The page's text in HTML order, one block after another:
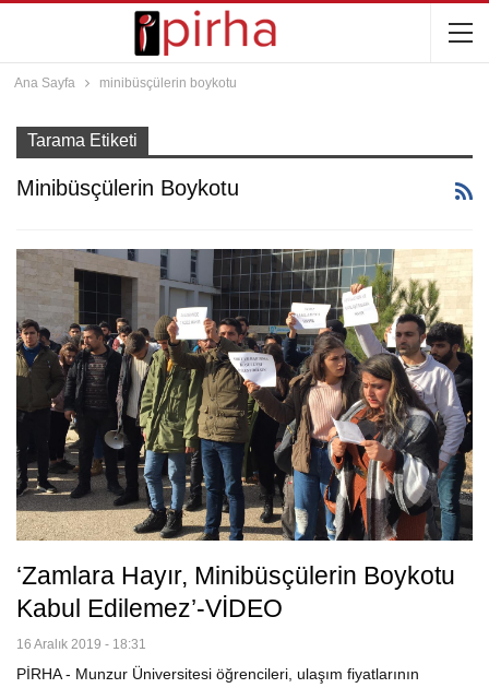
Ana Sayfa minibüsçülerin boykotu
Tarama Etiketi
Minibüsçülerin Boykotu
‘Zamlara Hayır, Minibüsçülerin Boykotu
Kabul Edilemez’-VİDEO
16 Aralık 2019 - 18:31
PİRHA - Munzur Üniversitesi öğrencileri, ulaşım fiyatlarının